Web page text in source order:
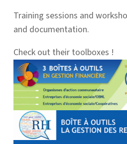
Training sessions and
and documentation.
Check out their toolboxes !